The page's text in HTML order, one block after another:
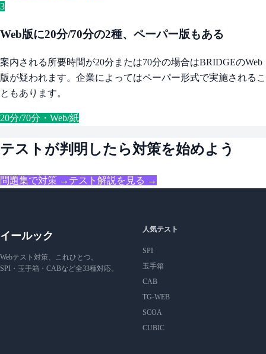
3
Web版に20分/70分の2種、ペーパー版もある
案内される所要時間が20分または70分の場合はBRIDGEのWeb
版が疑われます。企業によってはペーパー形式で実施されるこ
ともあります。
20分/70分・Web/紙
テストが判明したら対策を始めよう
問題集で対策 → テスト解説を見る →
イールック
Webテスト対策、これひとつ。
SPI・玉手箱・CABなど全33種対応。
人気テスト
SPI
玉手箱
CAB
TG-WEB
SCOA
CUBIC